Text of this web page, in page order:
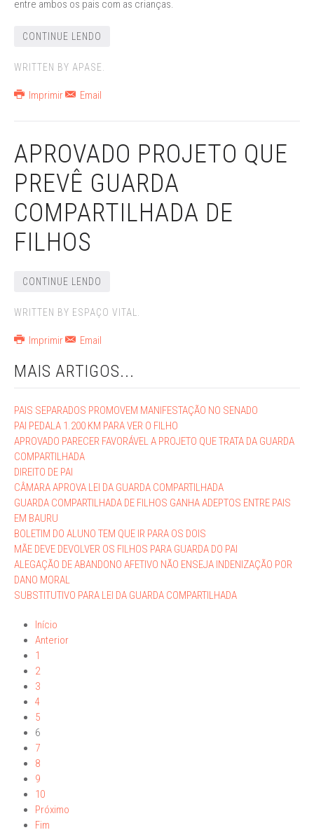
entre ambos os pais com as crianças.
CONTINUE LENDO
WRITTEN BY APASE.
Imprimir Email
APROVADO PROJETO QUE
PREVÊ GUARDA
COMPARTILHADA DE
FILHOS
CONTINUE LENDO
WRITTEN BY ESPAÇO VITAL.
Imprimir Email
MAIS ARTIGOS...
PAIS SEPARADOS PROMOVEM MANIFESTAÇÃO NO SENADO
PAI PEDALA 1.200 KM PARA VER O FILHO
APROVADO PARECER FAVORÁVEL A PROJETO QUE TRATA DA GUARDA
COMPARTILHADA
DIREITO DE PAI
CÂMARA APROVA LEI DA GUARDA COMPARTILHADA
GUARDA COMPARTILHADA DE FILHOS GANHA ADEPTOS ENTRE PAIS
EM BAURU
BOLETIM DO ALUNO TEM QUE IR PARA OS DOIS
MÃE DEVE DEVOLVER OS FILHOS PARA GUARDA DO PAI
ALEGAÇÃO DE ABANDONO AFETIVO NÃO ENSEJA INDENIZAÇÃO POR
DANO MORAL
SUBSTITUTIVO PARA LEI DA GUARDA COMPARTILHADA
Início
Anterior
1
2
3
4
5
6
7
8
9
10
Próximo
Fim